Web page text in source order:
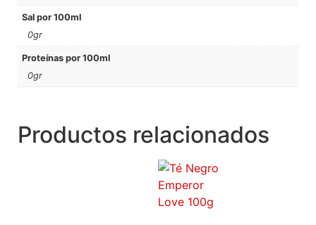
Sal por 100ml
0gr
Proteínas por 100ml
0gr
Productos relacionados